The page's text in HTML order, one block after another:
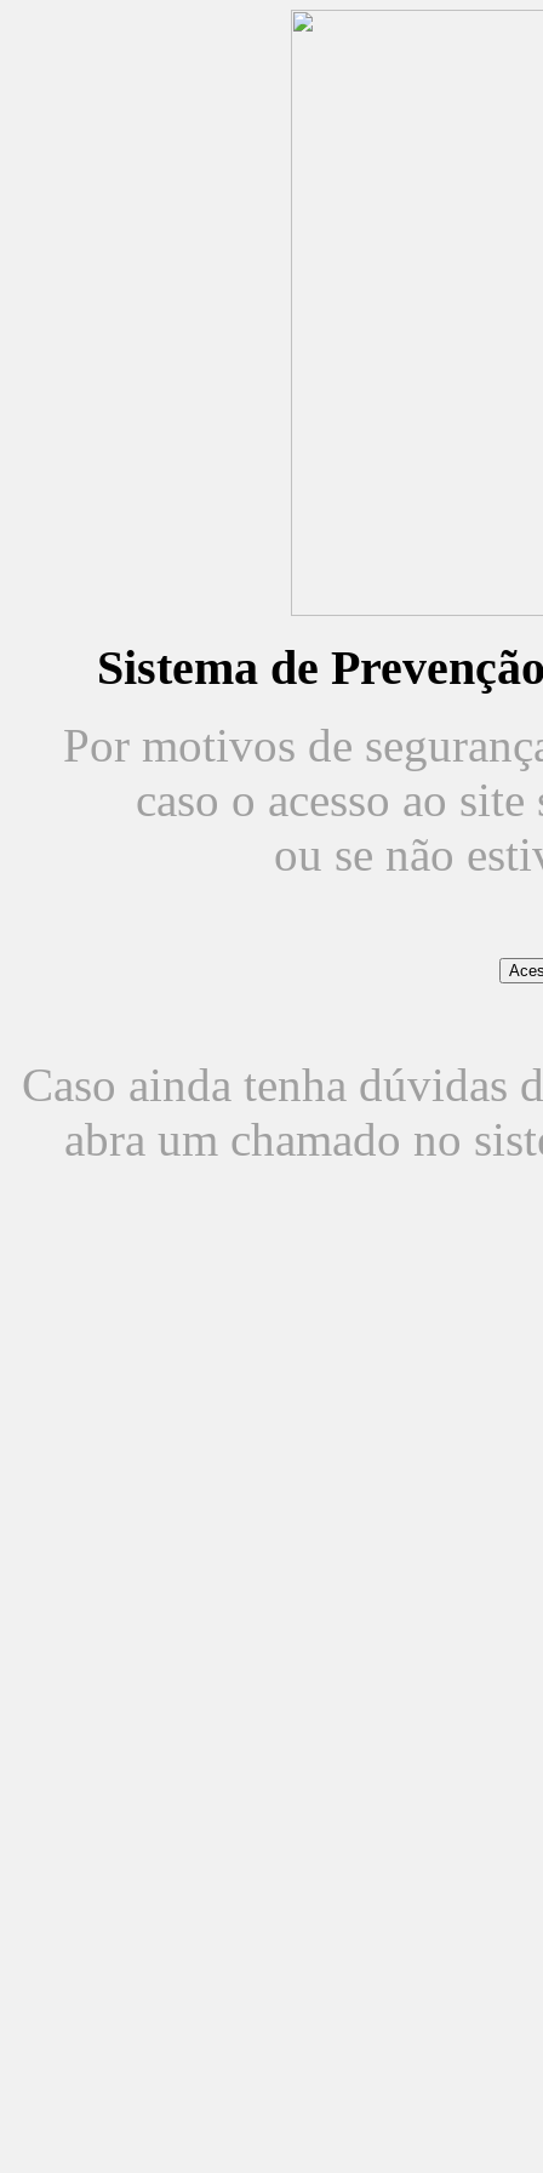
Sistema de
Por motivos de
caso o acesso ao
ou se não
Caso ainda tenha dúvidas
abra um chamado no